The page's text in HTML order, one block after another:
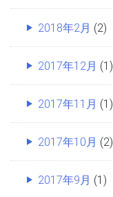
2018年2月 (2)
2017年12月 (1)
2017年11月 (1)
2017年10月 (2)
2017年9月 (1)